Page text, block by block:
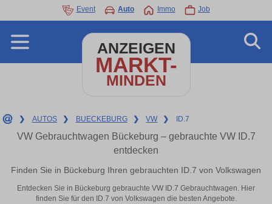
Event Auto Immo Job
ANZEIGEN
MARKT-
MINDEN
❯ AUTOS ❯ BUECKEBURG ❯ VW ❯ ID.7
VW Gebrauchtwagen Bückeburg – gebrauchte VW ID.7
entdecken
Finden Sie in Bückeburg Ihren gebrauchten ID.7 von Volkswagen
Entdecken Sie in Bückeburg gebrauchte VW ID.7 Gebrauchtwagen. Hier
finden Sie für den ID.7 von Volkswagen die besten Angebote.